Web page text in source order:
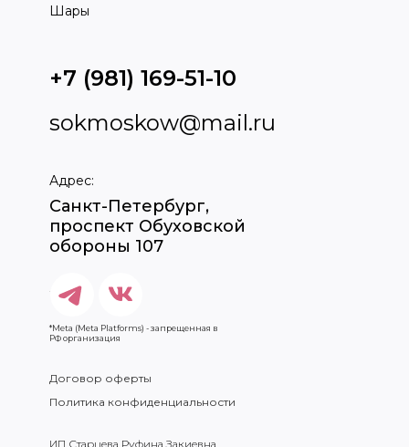
Шары
ИП Старцева Руфина Закиевна
Политика конфиденциальности
Договор оферты
+7 (981) 169-51-10
sokmoskow@mail.ru
Адрес:
Санкт-Петербург,
проспект Обуховской
обороны 107
*Meta (Meta Platforms) - запрещенная в
РФ организация